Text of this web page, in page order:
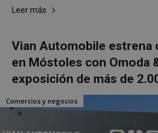
Leer más
Vian Automobile estrena
en Móstoles con Omoda
exposición de más de
Comercios y negocios